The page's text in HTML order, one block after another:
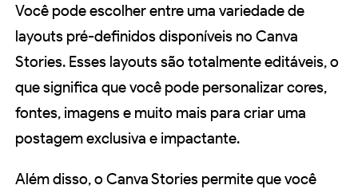
Você pode escolher entre uma variedade de
layouts pré-definidos disponíveis no Canva
Stories. Esses layouts são totalmente editáveis, o
que significa que você pode personalizar cores,
fontes, imagens e muito mais para criar uma
postagem exclusiva e impactante.
Além disso, o Canva Stories permite que você